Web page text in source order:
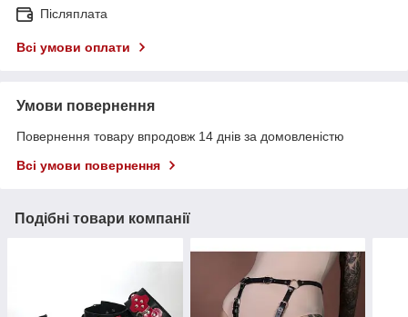
Післяплата
Всі умови оплати
Умови повернення
Повернення товару впродовж 14 днів за домовленістю
Всі умови повернення
Подібні товари компанії